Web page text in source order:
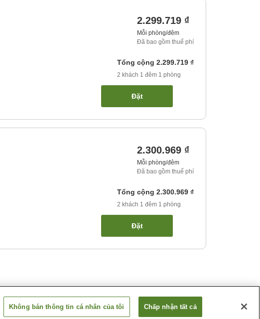
2.299.719 ₫
Mỗi phòng/đêm
Đã bao gồm thuế phí
Tổng cộng 2.299.719 ₫
2 khách 1 đêm 1 phòng
Đặt
2.300.969 ₫
Mỗi phòng/đêm
Đã bao gồm thuế phí
Tổng cộng 2.300.969 ₫
2 khách 1 đêm 1 phòng
Đặt
Không bán thông tin cá nhân của tôi Chấp nhận tất cả